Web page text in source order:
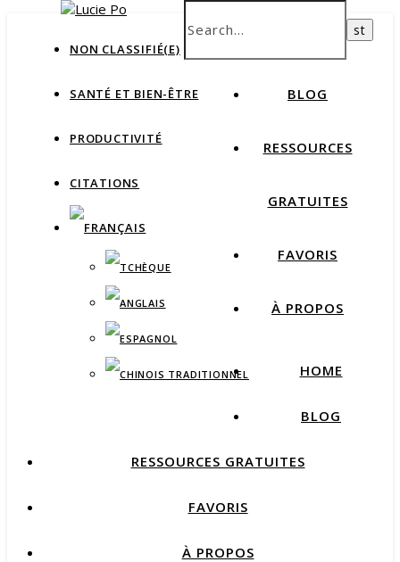
NON CLASSIFIÉ(E)
SANTÉ ET BIEN-ÊTRE
PRODUCTIVITÉ
CITATIONS
BLOG
RESSOURCES
GRATUITES
FAVORIS
À PROPOS
HOME
BLOG
RESSOURCES GRATUITES
FAVORIS
À PROPOS
How productive are you, really?